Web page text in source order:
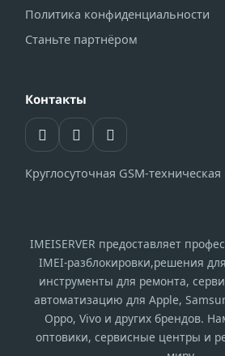
Политика конфиденциальности
Станьте партнёром
Контакты
Круглосуточная GSM-
IMEISERVER предоставляет
IMEI-разблокировки,решения для
инструменты для ремонта,
автоматизацию для Apple,
Oppo, Vivo и других брендов.
оптовики, сервисные центры и